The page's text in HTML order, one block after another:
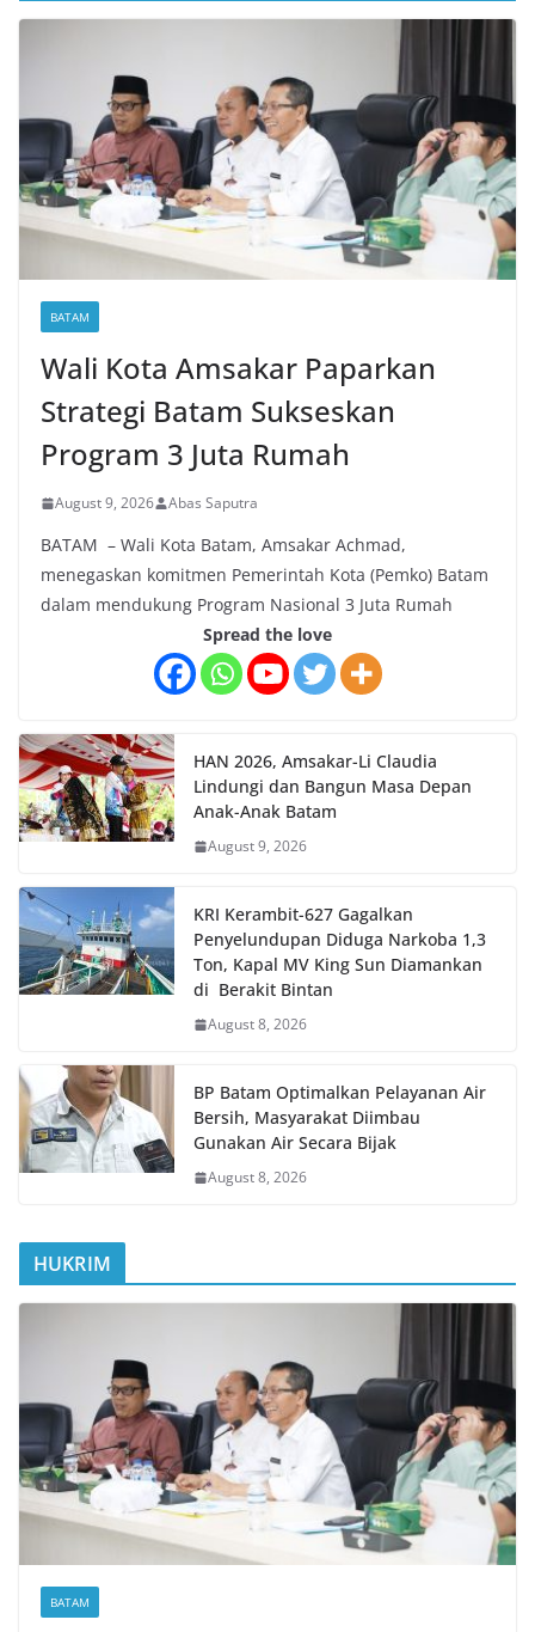
BATAM
Wali Kota Amsakar Paparkan
Strategi Batam Sukseskan
Program 3 Juta Rumah
August 9, 2026 Abas Saputra
BATAM – Wali Kota Batam, Amsakar Achmad,
menegaskan komitmen Pemerintah Kota (Pemko) Batam
dalam mendukung Program Nasional 3 Juta Rumah
Spread the love
HAN 2026, Amsakar-Li Claudia
Lindungi dan Bangun Masa Depan
Anak-Anak Batam
August 9, 2026
KRI Kerambit-627 Gagalkan
Penyelundupan Diduga Narkoba 1,3
Ton, Kapal MV King Sun Diamankan
di Berakit Bintan
August 8, 2026
BP Batam Optimalkan Pelayanan Air
Bersih, Masyarakat Diimbau
Gunakan Air Secara Bijak
August 8, 2026
HUKRIM
BATAM